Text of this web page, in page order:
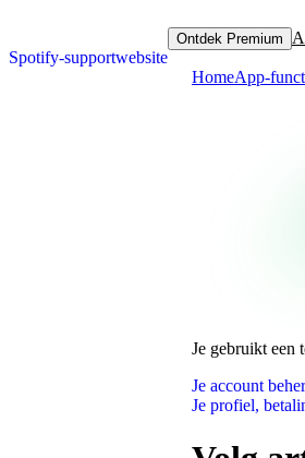
Spotify-supportwebsite
Ontdek Premium
HomeApp-
Je gebruikt een
Je account
Je profiel,